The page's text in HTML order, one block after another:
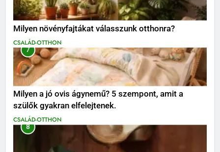
Milyen növényfajtákat válasszunk otthonra?
CSALÁD-OTTHON
7
Milyen a jó ovis ágynemű? 5 szempont, amit a
szülők gyakran elfelejtenek.
CSALÁD-OTTHON
8